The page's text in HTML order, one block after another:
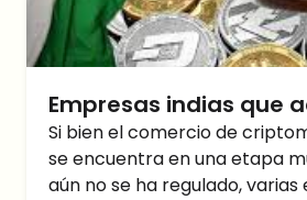
Empresas indias que
pagos en
Si bien el comercio de
se encuentra en una etapa
aún no se ha regulado,